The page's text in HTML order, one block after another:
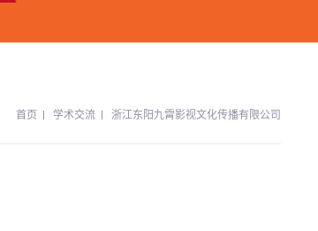
首页 学术交流 浙江东阳九霄影视文化传播有限公司